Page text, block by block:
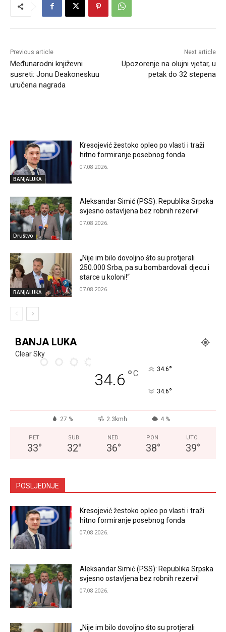
Previous article
Međunarodni književni
susreti: Jonu Deakoneskuu
uručena nagrada
Next article
Upozorenje na olujni vjetar, u
petak do 32 stepena
BANJALUKA
Kresojević žestoko opleo po vlasti i traži
hitno formiranje posebnog fonda
07.08.2026.
Društvo
Aleksandar Simić (PSS): Republika Srpska
svjesno ostavljena bez robnih rezervi!
07.08.2026.
BANJALUKA
„Nije im bilo dovoljno što su protjerali
250.000 Srba, pa su bombardovali djecu i
starce u koloni!“
07.08.2026.
BANJA LUKA
Clear Sky
34.6 °C 34.6°
34.6°
27 % 2.3kmh 4 %
PET
33°
SUB
32°
NED
36°
PON
38°
UTO
39°
POSLJEDNJE
Kresojević žestoko opleo po vlasti i traži
hitno formiranje posebnog fonda
07.08.2026.
Aleksandar Simić (PSS): Republika Srpska
svjesno ostavljena bez robnih rezervi!
07.08.2026.
„Nije im bilo dovoljno što su protjerali